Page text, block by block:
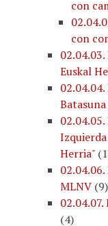
con
con
Euskal
Batasuna
Herria" (1
MLNV (9)
(4)